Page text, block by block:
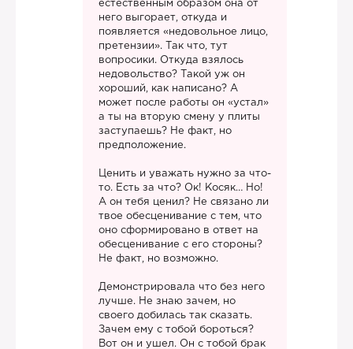
естественным образом она от
него выгорает, откуда и
появляется «недовольное лицо,
претензии». Так что, тут
вопросики. Откуда взялось
недовольство? Такой уж он
хороший, как написано? А
может после работы он «устал»
а ты на вторую смену у плиты
заступаешь? Не факт, но
предположение.
Ценить и уважать нужно за что-
то. Есть за что? Ок! Косяк… Но!
А он тебя ценил? Не связано ли
твое обесценивание с тем, что
оно сформировано в ответ на
обесценивание с его стороны?
Не факт, но возможно.
Демонстрировала что без него
лучше. Не знаю зачем, но
своего добилась так сказать.
Зачем ему с тобой бороться?
Вот он и ушел. Он с тобой брак